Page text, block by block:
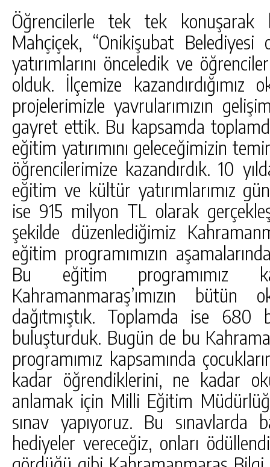
Öğrencilerle tek tek konuşarak
Mahçiçek, “Onikişubat
yatırımlarını önceledik ve
olduk. İlçemize
projelerimizle yavrularımızın
gayret ettik. Bu kapsamda
eğitim yatırımını geleceğimizin
öğrencilerimize kazandırdık. 10
eğitim ve kültür yatırımlarımız
ise 915 milyon TL olarak
şekilde düzenlediğimiz
eğitim programımızın
Bu eğitim programımız
Kahramanmaraş’ımızın
dağıtmıştık. Toplamda ise 680
buluşturduk. Bugün de bu
programımız kapsamında
kadar öğrendiklerini, ne kadar
anlamak için Milli Eğitim
sınav yapıyoruz. Bu sınavlarda
hediyeler vereceğiz, onları